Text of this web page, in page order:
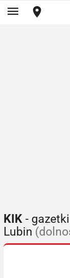
KIK -
Lubin